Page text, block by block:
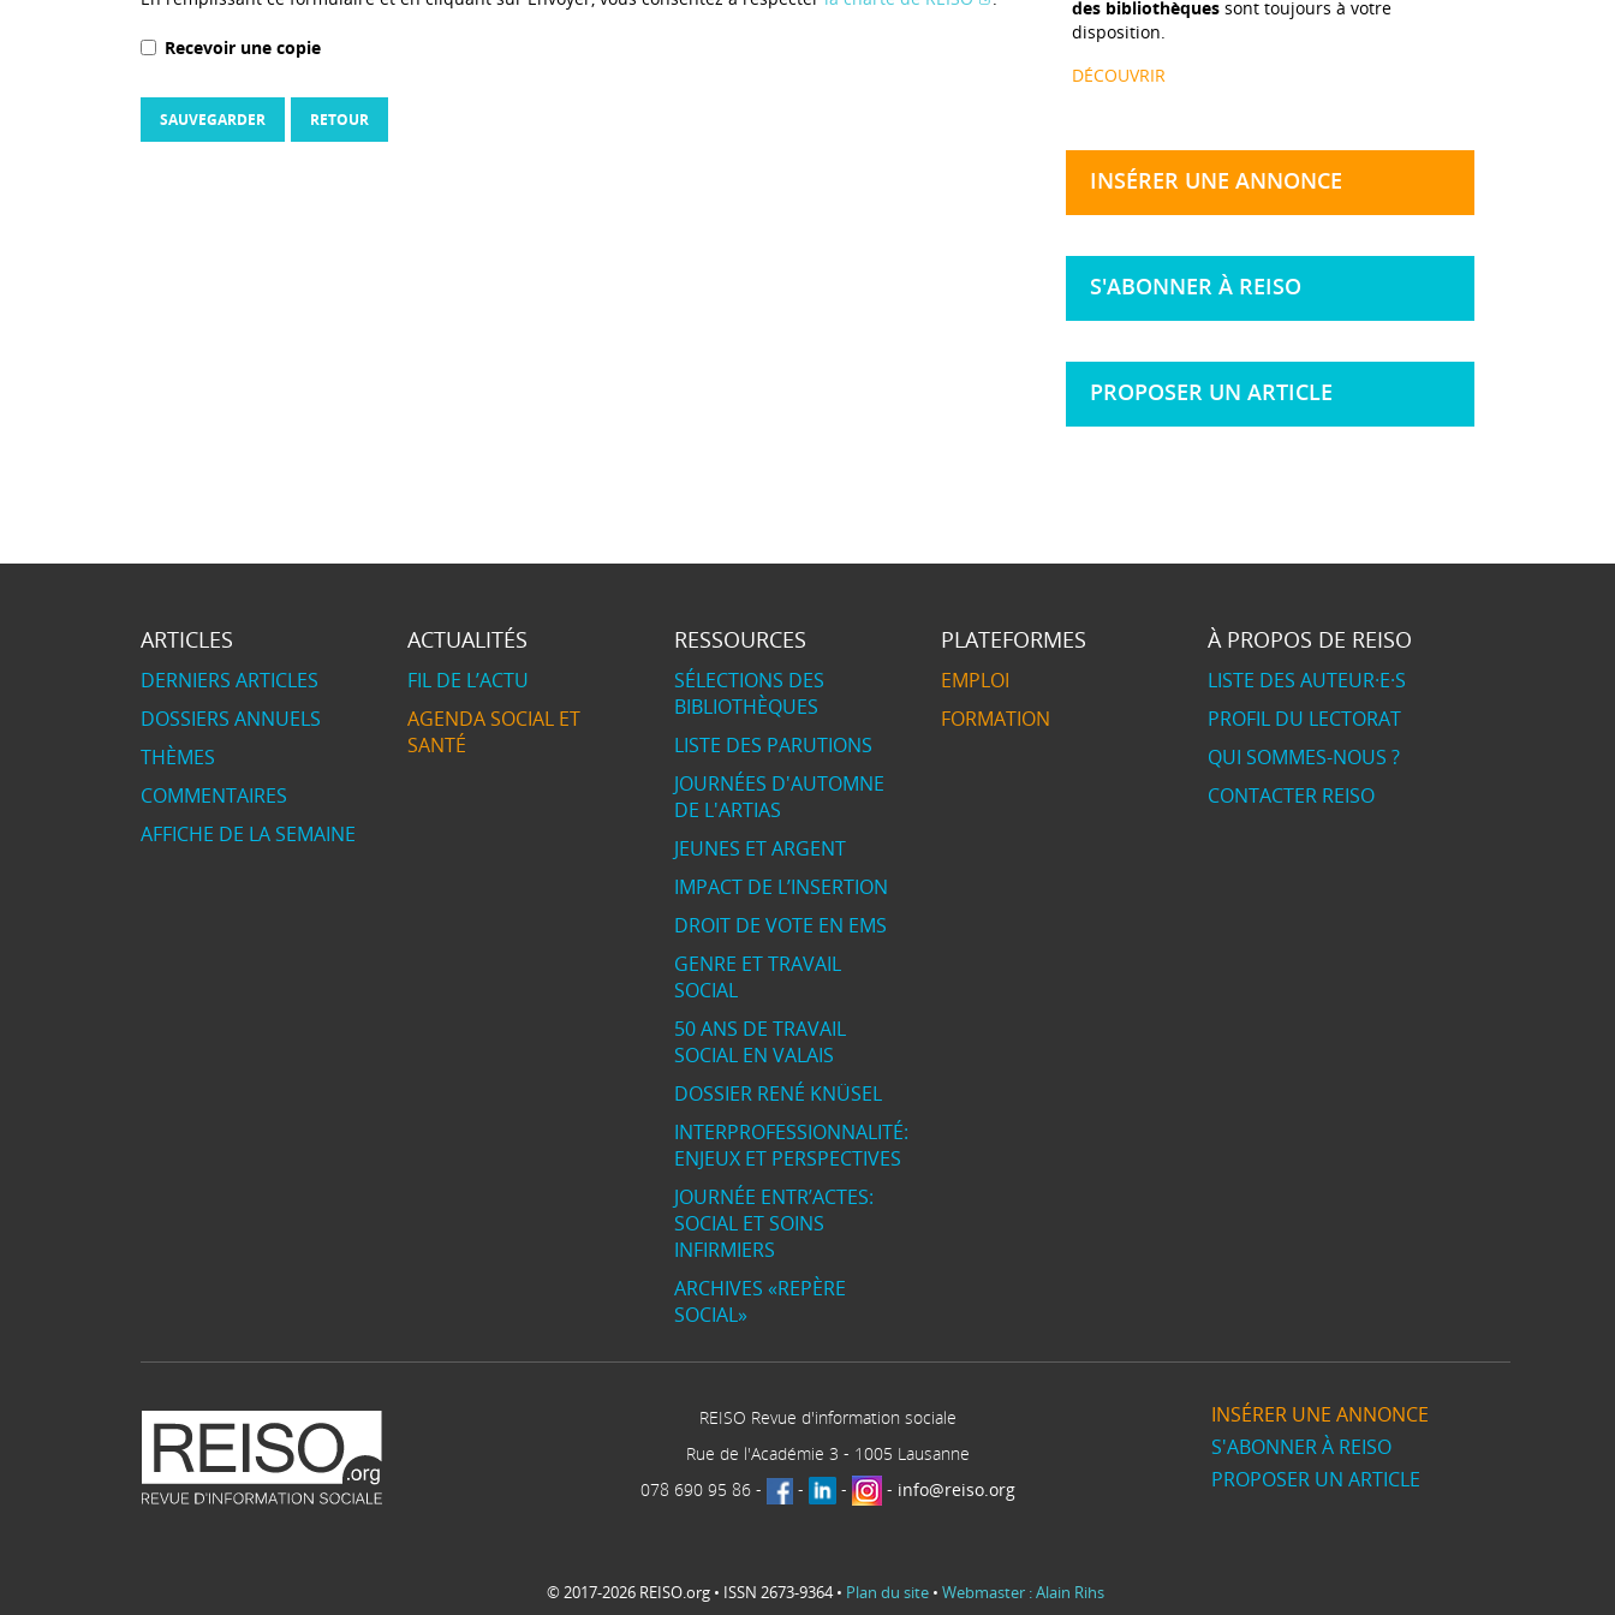
Recevoir une copie
SAUVEGARDER RETOUR
des bibliothèques sont toujours à votre
disposition.
DÉCOUVRIR
INSÉRER UNE ANNONCE
S'ABONNER À REISO
PROPOSER UN ARTICLE
ARTICLES
DERNIERS ARTICLES
DOSSIERS ANNUELS
THÈMES
COMMENTAIRES
AFFICHE DE LA SEMAINE
ACTUALITÉS
FIL DE L’ACTU
AGENDA SOCIAL ET
SANTÉ
RESSOURCES
SÉLECTIONS DES
BIBLIOTHÈQUES
LISTE DES PARUTIONS
JOURNÉES D'AUTOMNE
DE L'ARTIAS
JEUNES ET ARGENT
IMPACT DE L’INSERTION
DROIT DE VOTE EN EMS
GENRE ET TRAVAIL
SOCIAL
50 ANS DE TRAVAIL
SOCIAL EN VALAIS
DOSSIER RENÉ KNÜSEL
INTERPROFESSIONNALITÉ:
ENJEUX ET PERSPECTIVES
JOURNÉE ENTR’ACTES:
SOCIAL ET SOINS
INFIRMIERS
ARCHIVES «REPÈRE
SOCIAL»
PLATEFORMES
EMPLOI
FORMATION
À PROPOS DE REISO
LISTE DES AUTEUR·E·S
PROFIL DU LECTORAT
QUI SOMMES-NOUS ?
CONTACTER REISO
REISO Revue d'information sociale
Rue de l'Académie 3 - 1005 Lausanne
078 690 95 86 - - - - info@reiso.org
INSÉRER UNE ANNONCE
S'ABONNER À REISO
PROPOSER UN ARTICLE
© 2017-2026 REISO.org • ISSN 2673-9364 • Plan du site • Webmaster : Alain Rihs